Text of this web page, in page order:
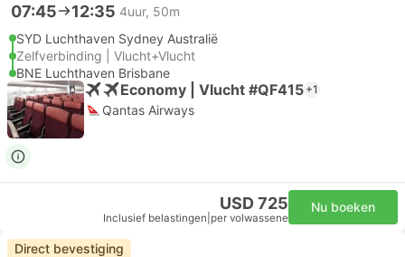
07:45 12:35 4uur, 50m
SYD Luchthaven Sydney Australië
Zelfverbinding | Vlucht+Vlucht
BNE Luchthaven Brisbane
Economy | Vlucht #QF415 +1
Qantas Airways
USD 725
Inclusief belastingen per volwassene
Nu boeken
Direct bevestiging